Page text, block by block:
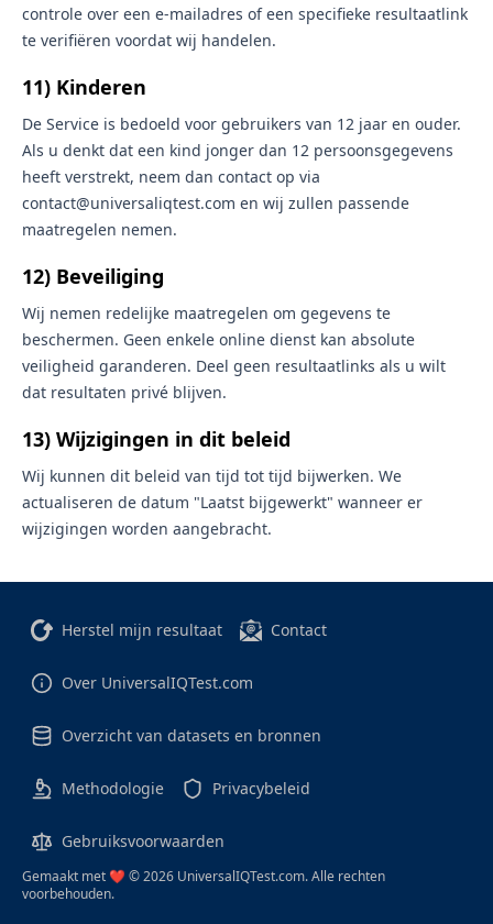
controle over een e-mailadres of een specifieke resultaatlink
te verifiëren voordat wij handelen.
11) Kinderen
De Service is bedoeld voor gebruikers van 12 jaar en ouder.
Als u denkt dat een kind jonger dan 12 persoonsgegevens
heeft verstrekt, neem dan contact op via
contact@universaliqtest.com en wij zullen passende
maatregelen nemen.
12) Beveiliging
Wij nemen redelijke maatregelen om gegevens te
beschermen. Geen enkele online dienst kan absolute
veiligheid garanderen. Deel geen resultaatlinks als u wilt
dat resultaten privé blijven.
13) Wijzigingen in dit beleid
Wij kunnen dit beleid van tijd tot tijd bijwerken. We
actualiseren de datum "Laatst bijgewerkt" wanneer er
wijzigingen worden aangebracht.
Herstel mijn resultaat Contact
Over UniversalIQTest.com
Overzicht van datasets en bronnen
Methodologie Privacybeleid
Gebruiksvoorwaarden
Gemaakt met ❤️ © 2026 UniversalIQTest.com. Alle rechten
voorbehouden.